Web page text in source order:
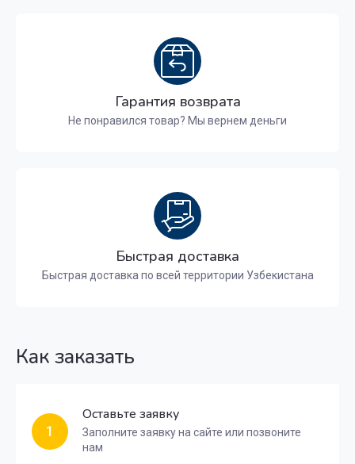
Гарантия возврата
Не понравился товар? Мы вернем деньги
Быстрая доставка
Быстрая доставка по всей территории Узбекистана
Как заказать
1
Оставьте заявку
Заполните заявку на сайте или позвоните
нам